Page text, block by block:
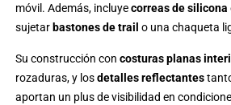
móvil. Además, incluyecorreas de silicona
sujetar bastones de trail o una chaqueta
Su construcción con costuras planas
rozaduras, y losdetalles reflectantes
aportan un plus de visibilidad en